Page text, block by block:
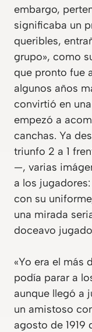
embargo,
significaba un
queribles,
grupo», como
que pronto fue
algunos años
convirtió en
empezó a
canchas. Ya
triunfo 2 a 1
—, varias
a los
con su
una mirada
doceavo
«Yo era el más
podía parar a
aunque llegó a
un amistoso
agosto de 1919